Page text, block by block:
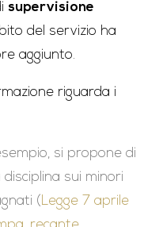
supervisione
del servizio ha
aggiunto.
riguarda i
si propone di
sui minori
( Legge 7 aprile